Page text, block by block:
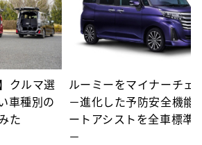
クルマ選
車種別の
た
ルーミーをマイナーチェ
－進化した予防安全機能
ートアシストを全車標準
－